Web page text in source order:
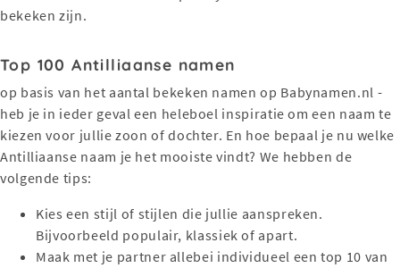
bekeken zijn.
Top 100 Antilliaanse namen
op basis van het aantal bekeken namen op Babynamen.nl -
heb je in ieder geval een heleboel inspiratie om een naam te
kiezen voor jullie zoon of dochter. En hoe bepaal je nu welke
Antilliaanse naam je het mooiste vindt? We hebben de
volgende tips:
Kies een stijl of stijlen die jullie aanspreken.
Bijvoorbeeld populair, klassiek of apart.
Maak met je partner allebei individueel een top 10 van